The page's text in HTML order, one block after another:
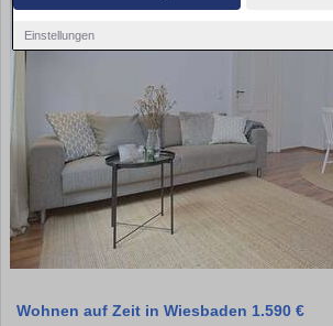
Einstellungen
Wohnen auf Zeit in Wiesbaden 1.590 €